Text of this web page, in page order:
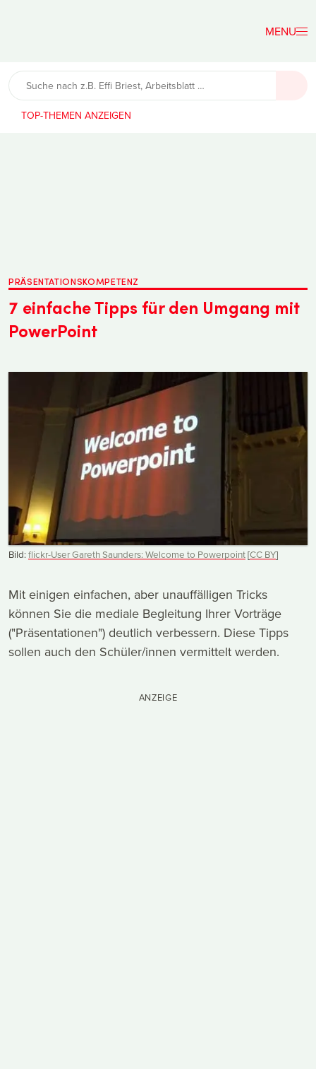
Lehrerfreund
TOP-THEMEN
PRÄSENTATIONSKOMPETENZ
7 einfache Tipps für den Umgang mit
PowerPoint
Bild:flickr-User Gareth Saunders: Welcome to Powerpoint[CC BY]
Mit einigen einfachen, aber unauffälligen Tricks
können Sie die mediale Begleitung Ihrer Vorträge
("Präsentationen") deutlich verbessern. Diese Tipps
sollen auch den Schüler/innen vermittelt werden.
ANZEIGE